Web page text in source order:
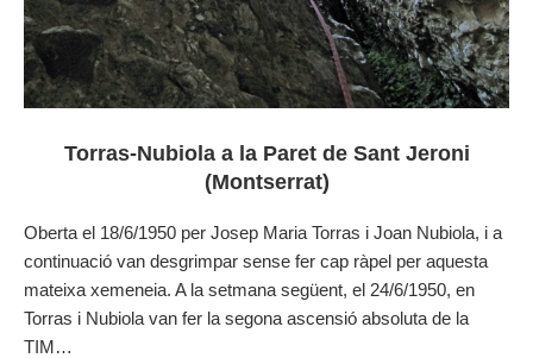
Torras-Nubiola a la Paret de Sant Jeroni
(Montserrat)
Oberta el 18/6/1950 per Josep Maria Torras i Joan Nubiola, i a
continuació van desgrimpar sense fer cap ràpel per aquesta
mateixa xemeneia. A la setmana següent, el 24/6/1950, en
Torras i Nubiola van fer la segona ascensió absoluta de la
TIM…